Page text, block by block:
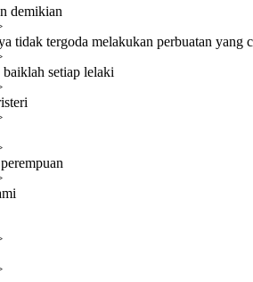
demikian
tidak tergoda melakukan perbuatan yang
baiklah setiap lelaki